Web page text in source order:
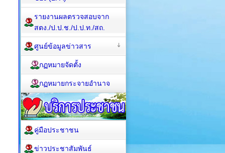
รายงานผลตรวจสอบจาก
สตง./ป.ป.ช./ป.ป.ท./สถ.
ศูนย์ข้อมูลข่าวสาร
กฏหมายจัดตั้ง
กฏหมายกระจายอำนาจ
คู่มือประชาชน
ข่าวประชาสัมพันธ์